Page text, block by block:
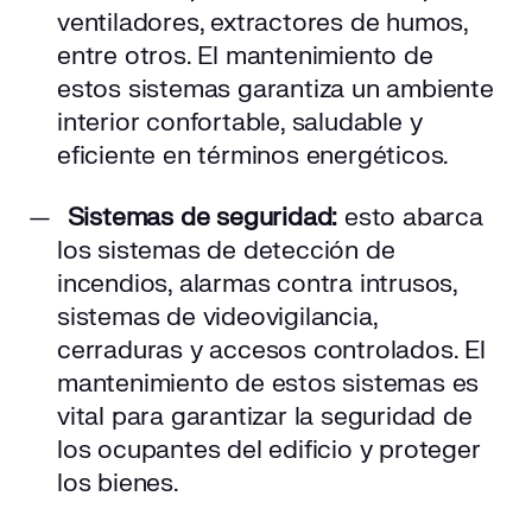
ventiladores, extractores de humos,
entre otros. El mantenimiento de
estos sistemas garantiza un ambiente
interior confortable, saludable y
eficiente en términos energéticos.
Sistemas de seguridad: esto abarca
los sistemas de detección de
incendios, alarmas contra intrusos,
sistemas de videovigilancia,
cerraduras y accesos controlados. El
mantenimiento de estos sistemas es
vital para garantizar la seguridad de
los ocupantes del edificio y proteger
los bienes.